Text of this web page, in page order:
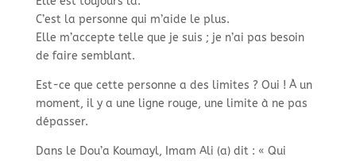
C’est la personne qui m’aide le plus.
Elle m’accepte telle que je suis ; je n’ai pas besoin
de faire semblant.
Est-ce que cette personne a des limites ? Oui ! À un
moment, il y a une ligne rouge, une limite à ne pas
dépasser.
Dans le Dou’a Koumayl, Imam Ali (a) dit : « Qui